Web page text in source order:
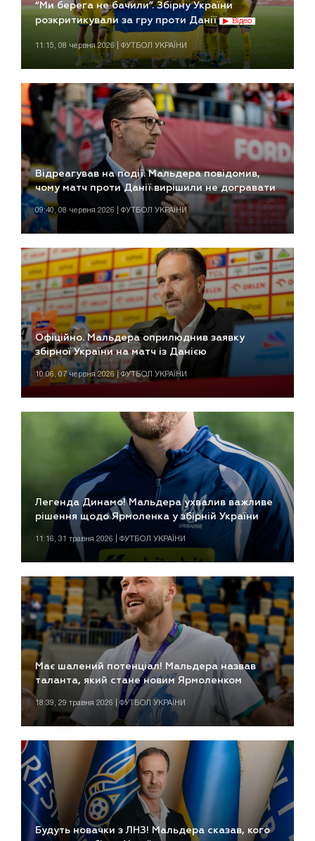
“Ми берега не бачили”. Збірну України
розкритикували за гру проти Данії
Відео
11:15, 08 червня 2026 | ФУТБОЛ УКРАЇНИ
Відреагував на події. Мальдера повідомив,
чому матч проти Данії вирішили не догравати
09:40, 08 червня 2026 | ФУТБОЛ УКРАЇНИ
Офіційно. Мальдера оприлюднив заявку
збірної України на матч із Данією
10:06, 07 червня 2026 | ФУТБОЛ УКРАЇНИ
Легенда Динамо! Мальдера ухвалив важливе
рішення щодо Ярмоленка у збірній України
11:16, 31 травня 2026 | ФУТБОЛ УКРАЇНИ
Має шалений потенціал! Мальдера назвав
таланта, який стане новим Ярмоленком
18:39, 29 травня 2026 | ФУТБОЛ УКРАЇНИ
Будуть новачки з ЛНЗ! Мальдера сказав, кого